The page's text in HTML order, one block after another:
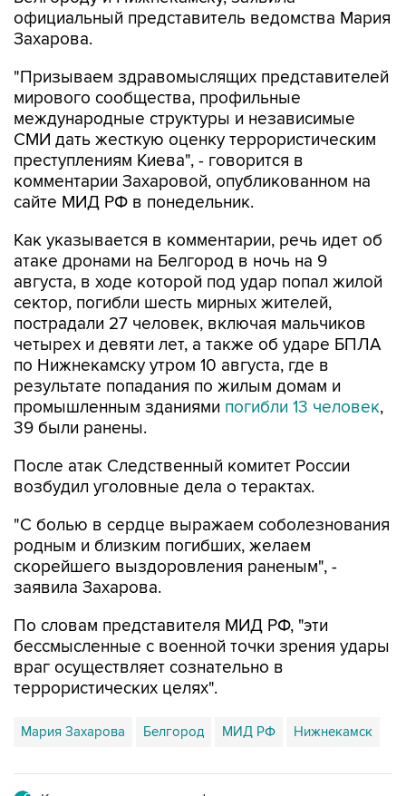
официальный представитель ведомства Мария
Захарова.
"Призываем здравомыслящих представителей
мирового сообщества, профильные
международные структуры и независимые
СМИ дать жесткую оценку террористическим
преступлениям Киева", - говорится в
комментарии Захаровой, опубликованном на
сайте МИД РФ в понедельник.
Как указывается в комментарии, речь идет об
атаке дронами на Белгород в ночь на 9
августа, в ходе которой под удар попал жилой
сектор, погибли шесть мирных жителей,
пострадали 27 человек, включая мальчиков
четырех и девяти лет, а также об ударе БПЛА
по Нижнекамску утром 10 августа, где в
результате попадания по жилым домам и
промышленным зданиями погибли 13 человек,
39 были ранены.
После атак Следственный комитет России
возбудил уголовные дела о терактах.
"С болью в сердце выражаем соболезнования
родным и близким погибших, желаем
скорейшего выздоровления раненым", -
заявила Захарова.
По словам представителя МИД РФ, "эти
бессмысленные с военной точки зрения удары
враг осуществляет сознательно в
террористических целях".
Мария Захарова Белгород МИД РФ Нижнекамск